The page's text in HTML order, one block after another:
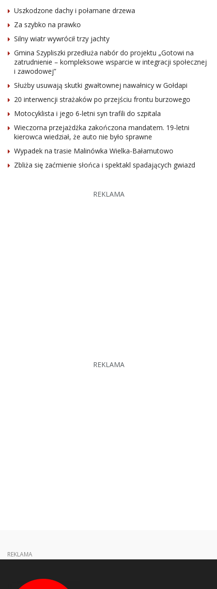
Uszkodzone dachy i połamane drzewa
Za szybko na prawko
Silny wiatr wywrócił trzy jachty
Gmina Szypliszki przedłuża nabór do projektu „Gotowi na
zatrudnienie – kompleksowe wsparcie w integracji społecznej
i zawodowej”
Służby usuwają skutki gwałtownej nawałnicy w Gołdapi
20 interwencji strażaków po przejściu frontu burzowego
Motocyklista i jego 6-letni syn trafili do szpitala
Wieczorna przejażdżka zakończona mandatem. 19-letni
kierowca wiedział, że auto nie było sprawne
Wypadek na trasie Malinówka Wielka-Bałamutowo
Zbliża się zaćmienie słońca i spektakl spadających gwiazd
REKLAMA
REKLAMA
REKLAMA